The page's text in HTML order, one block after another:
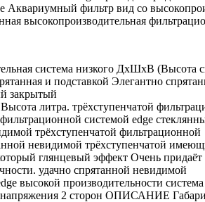
Аквариумный фильтр вид со
высокопроизводительная
система низкого ДхШхВ (Высота
и подставкой Элегантно
закрытый
литра. трёхступенчатой
фильтрационной системой edge
трёхступенчатой фильтрационной
невидимой трёхступенчатой
глянцевый эффект Очень
удачно спрятанной невидимой
высокой производительности
напряжения 2 сторон ОПИСАНИЕ